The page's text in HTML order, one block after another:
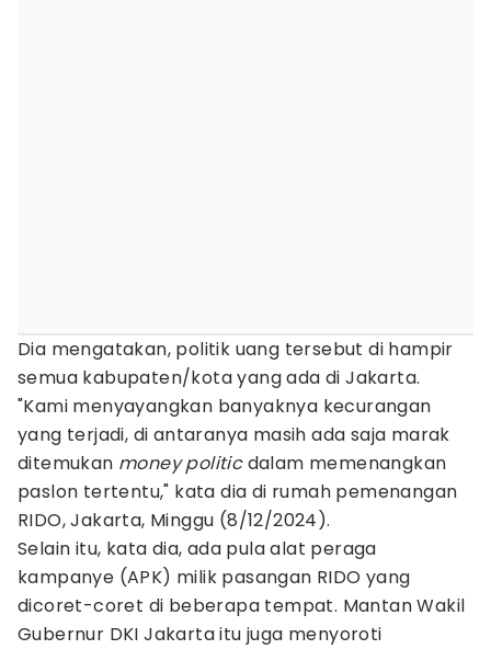
Dia mengatakan, politik uang tersebut di hampir
semua kabupaten/kota yang ada di Jakarta.
"Kami menyayangkan banyaknya kecurangan
yang terjadi, di antaranya masih ada saja marak
ditemukan money politicdalam memenangkan
paslon tertentu," kata dia di rumah pemenangan
RIDO, Jakarta, Minggu (8/12/2024).
Selain itu, kata dia, ada pula alat peraga
kampanye (APK) milik pasangan RIDO yang
dicoret-coret di beberapa tempat. Mantan Wakil
Gubernur DKI Jakarta itu juga menyoroti